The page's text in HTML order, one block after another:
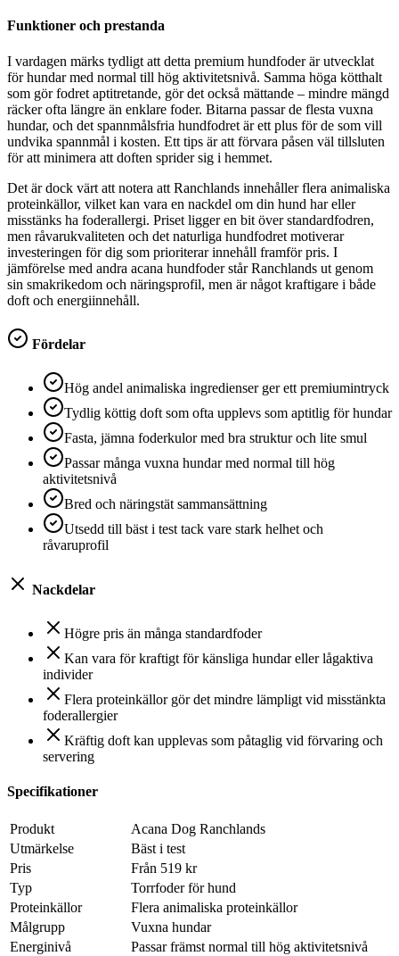
Funktioner och prestanda
I vardagen märks tydligt att detta premium hundfoder är utvecklat
för hundar med normal till hög aktivitetsnivå. Samma höga kötthalt
som gör fodret aptitretande, gör det också mättande – mindre mängd
räcker ofta längre än enklare foder. Bitarna passar de flesta vuxna
hundar, och det spannmålsfria hundfodret är ett plus för de som vill
undvika spannmål i kosten. Ett tips är att förvara påsen väl tillsluten
för att minimera att doften sprider sig i hemmet.
Det är dock värt att notera att Ranchlands innehåller flera animaliska
proteinkällor, vilket kan vara en nackdel om din hund har eller
misstänks ha foderallergi. Priset ligger en bit över standardfodren,
men råvarukvaliteten och det naturliga hundfodret motiverar
investeringen för dig som prioriterar innehåll framför pris. I
jämförelse med andra acana hundfoder står Ranchlands ut genom
sin smakrikedom och näringsprofil, men är något kraftigare i både
doft och energiinnehåll.
Fördelar
Hög andel animaliska ingredienser ger ett premiumintryck
Tydlig köttig doft som ofta upplevs som aptitlig för hundar
Fasta, jämna foderkulor med bra struktur och lite smul
Passar många vuxna hundar med normal till hög
aktivitetsnivå
Bred och näringstät sammansättning
Utsedd till bäst i test tack vare stark helhet och
råvaruprofil
Nackdelar
Högre pris än många standardfoder
Kan vara för kraftigt för känsliga hundar eller lågaktiva
individer
Flera proteinkällor gör det mindre lämpligt vid misstänkta
foderallergier
Kräftig doft kan upplevas som påtaglig vid förvaring och
servering
Specifikationer
Produkt
Acana Dog Ranchlands
Utmärkelse
Bäst i test
Pris
Från 519 kr
Typ
Torrfoder för hund
Proteinkällor
Flera animaliska proteinkällor
Målgrupp
Vuxna hundar
Energinivå
Passar främst normal till hög aktivitetsnivå